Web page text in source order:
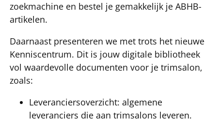
zoekmachine en bestel je gemakkelijk je ABHB-
artikelen.
Daarnaast presenteren we met trots het nieuwe
Kenniscentrum. Dit is jouw digitale bibliotheek
vol waardevolle documenten voor je trimsalon,
zoals:
Leveranciersoverzicht: algemene
leveranciers die aan trimsalons leveren.